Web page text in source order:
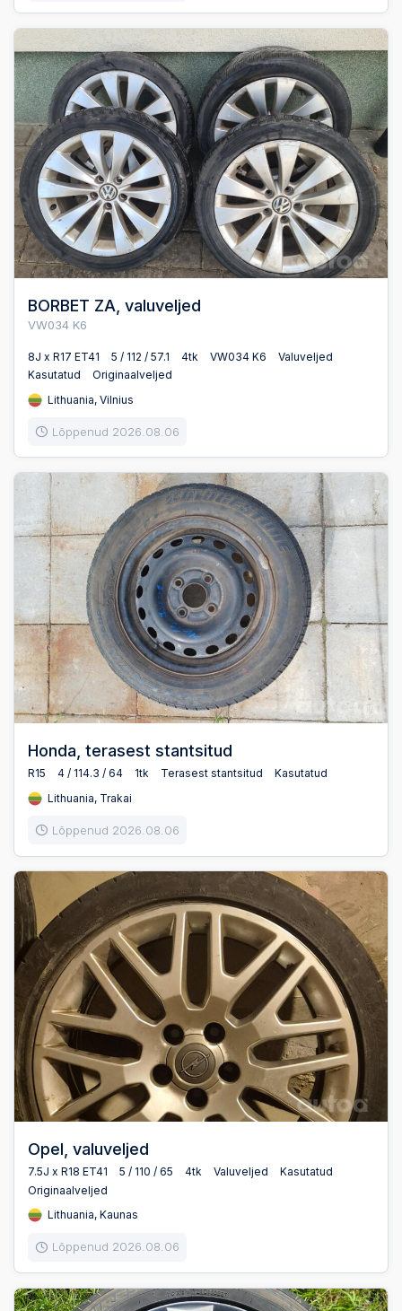
BORBET ZA, valuveljed
VW034 K6
8J x R17 ET41 5 / 112 / 57.1 4tk VW034 K6
Valuveljed
Kasutatud
Originaalveljed
Lithuania, Vilnius
Lõppenud 2026.08.06
Honda, terasest stantsitud
R15 4 / 114.3 / 64 1tk Terasest stantsitud
Kasutatud
Lithuania, Trakai
Lõppenud 2026.08.06
Opel, valuveljed
7.5J x R18 ET41 5 / 110 / 65 4tk Valuveljed
Kasutatud
Originaalveljed
Lithuania, Kaunas
Lõppenud 2026.08.06